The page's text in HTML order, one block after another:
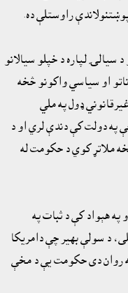
راوستلې ده.
لپاره د خپلو سيالانو
او سياسي واکونو څخه
ډول په ملي
په دولت کې دندې لري او د
ملاتړ کوي د حکومت له
په هېواد کې د ثبات په
د سولې بهير چې دامريکا
روان دى حکومت يې د مخې